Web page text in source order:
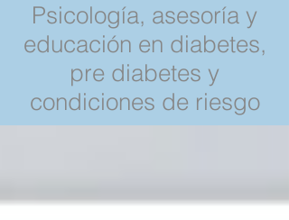
Psicología, asesoría y
educación en diabetes,
pre diabetes y
condiciones de riesgo